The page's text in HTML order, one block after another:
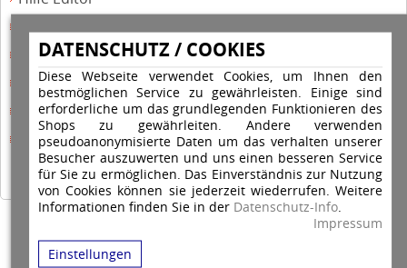
DATENSCHUTZ / COOKIES
Diese Webseite verwendet Cookies, um Ihnen den
bestmöglichen Service zu gewährleisten. Einige sind
erforderliche um das grundlegenden Funktionieren des
Shops zu gewährleiten. Andere verwenden
pseudoanonymisierte Daten um das verhalten unserer
Besucher auszuwerten und uns einen besseren Service
für Sie zu ermöglichen. Das Einverständnis zur Nutzung
von Cookies können sie jederzeit wiederrufen. Weitere
Informationen finden Sie in der Datenschutz-Info.
Impressum
Einstellungen
Hilfe-Rundstempel
Hilfe Rundstempel Holz
Hilfe Stempelkissen wechseln
Hilfe Stempelplatte wechseln
Copyright © 2026 Stempel Toenges GmbH - Alle Rechte vorbehalten